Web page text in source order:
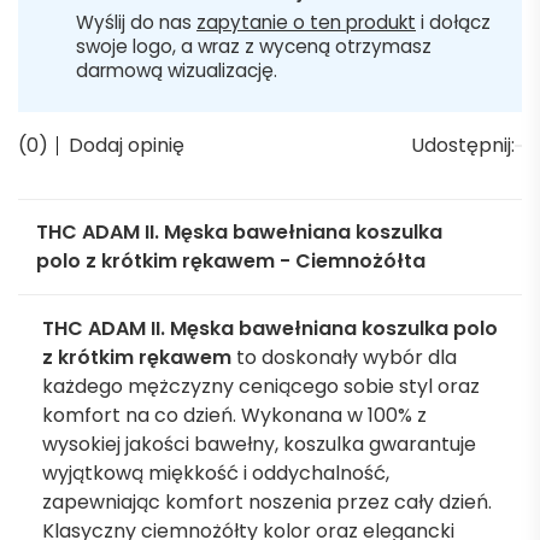
Wyślij do nas zapytanie o ten produkt i dołącz
swoje logo, a wraz z wyceną otrzymasz
darmową wizualizację.
(0) Dodaj opinię Udostępnij:
THC ADAM II. Męska bawełniana koszulka
polo z krótkim rękawem - Ciemnożółta
THC ADAM II. Męska bawełniana koszulka polo
z krótkim rękawem to doskonały wybór dla
każdego mężczyzny ceniącego sobie styl oraz
komfort na co dzień. Wykonana w 100% z
wysokiej jakości bawełny, koszulka gwarantuje
wyjątkową miękkość i oddychalność,
zapewniając komfort noszenia przez cały dzień.
Klasyczny ciemnożółty kolor oraz elegancki